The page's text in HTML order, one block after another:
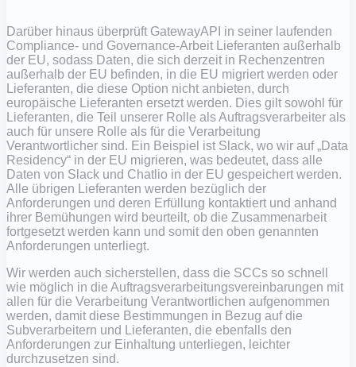
Darüber hinaus überprüft GatewayAPI in seiner laufenden
Compliance- und Governance-Arbeit Lieferanten außerhalb
der EU, sodass Daten, die sich derzeit in Rechenzentren
außerhalb der EU befinden, in die EU migriert werden oder
Lieferanten, die diese Option nicht anbieten, durch
europäische Lieferanten ersetzt werden. Dies gilt sowohl für
Lieferanten, die Teil unserer Rolle als Auftragsverarbeiter als
auch für unsere Rolle als für die Verarbeitung
Verantwortlicher sind. Ein Beispiel ist Slack, wo wir auf „Data
Residency“ in der EU migrieren, was bedeutet, dass alle
Daten von Slack und Chatlio in der EU gespeichert werden.
Alle übrigen Lieferanten werden bezüglich der
Anforderungen und deren Erfüllung kontaktiert und anhand
ihrer Bemühungen wird beurteilt, ob die Zusammenarbeit
fortgesetzt werden kann und somit den oben genannten
Anforderungen unterliegt.
Wir werden auch sicherstellen, dass die SCCs so schnell
wie möglich in die Auftragsverarbeitungsvereinbarungen mit
allen für die Verarbeitung Verantwortlichen aufgenommen
werden, damit diese Bestimmungen in Bezug auf die
Subverarbeitern und Lieferanten, die ebenfalls den
Anforderungen zur Einhaltung unterliegen, leichter
durchzusetzen sind.